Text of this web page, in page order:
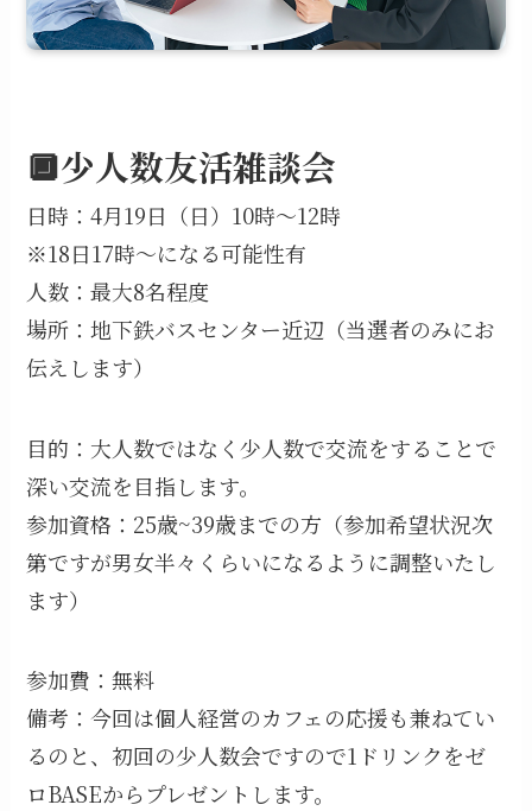
🔲少人数友活雑談会
日時：4月19日（日）10時～12時
※18日17時～になる可能性有
人数：最大8名程度
場所：地下鉄バスセンター近辺（当選者のみにお
伝えします）
目的：大人数ではなく少人数で交流をすることで
深い交流を目指します。
参加資格：25歳~39歳までの方（参加希望状況次
第ですが男女半々くらいになるように調整いたし
ます）
参加費：無料
備考：今回は個人経営のカフェの応援も兼ねてい
るのと、初回の少人数会ですので1ドリンクをゼ
ロBASEからプレゼントします。